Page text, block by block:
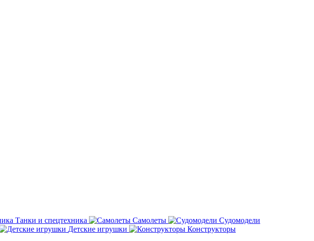
Танки и спецтехника Самолеты
Судомодели
Детские игрушки
Конструкторы